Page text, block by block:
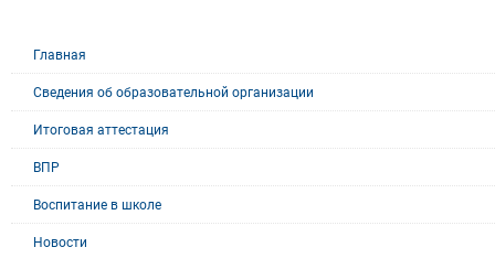
Главная
Сведения об образовательной организации
Итоговая аттестация
ВПР
Воспитание в школе
Новости